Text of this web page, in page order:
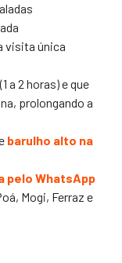
visita única
a 2 horas) e que
prolongando a
barulho alto na
pelo WhatsApp
Mogi, Ferraz e